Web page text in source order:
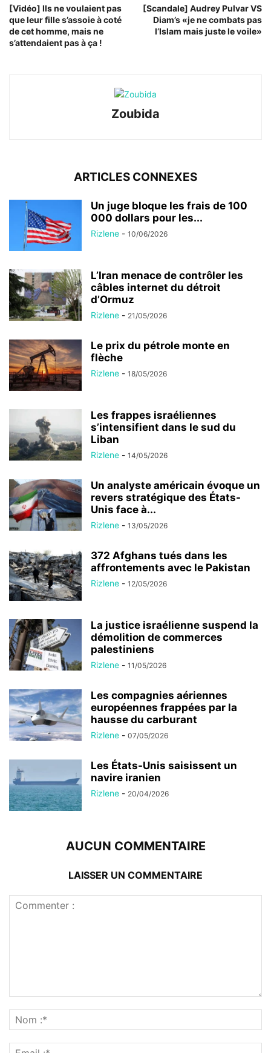
[Vidéo] Ils ne voulaient pas
que leur fille s’assoie à coté
de cet homme, mais ne
s’attendaient pas à ça !
[Scandale] Audrey Pulvar VS
Diam’s «je ne combats pas
l’Islam mais juste le voile»
Zoubida
ARTICLES CONNEXES
Un juge bloque les frais de 100
000 dollars pour les...
Rizlene - 10/06/2026
L’Iran menace de contrôler les
câbles internet du détroit
d’Ormuz
Rizlene - 21/05/2026
Le prix du pétrole monte en
flèche
Rizlene - 18/05/2026
Les frappes israéliennes
s’intensifient dans le sud du
Liban
Rizlene - 14/05/2026
Un analyste américain évoque un
revers stratégique des États-
Unis face à...
Rizlene - 13/05/2026
372 Afghans tués dans les
affrontements avec le Pakistan
Rizlene - 12/05/2026
La justice israélienne suspend la
démolition de commerces
palestiniens
Rizlene - 11/05/2026
Les compagnies aériennes
européennes frappées par la
hausse du carburant
Rizlene - 07/05/2026
Les États-Unis saisissent un
navire iranien
Rizlene - 20/04/2026
AUCUN COMMENTAIRE
LAISSER UN COMMENTAIRE